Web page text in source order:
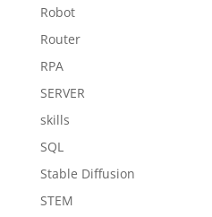
Robot
Router
RPA
SERVER
skills
SQL
Stable Diffusion
STEM